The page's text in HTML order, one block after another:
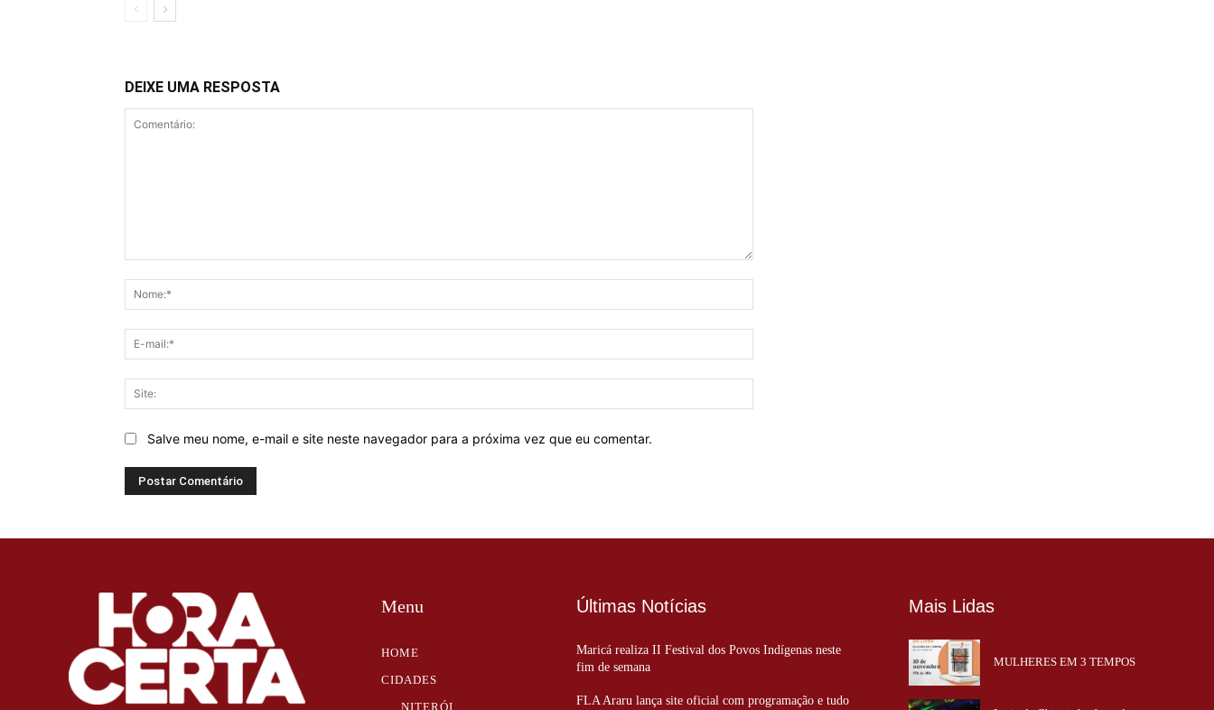
DEIXE UMA RESPOSTA
mail:*
Salve meu nome, e-mail e site neste navegador para a próxima vez que eu comentar.
Menu
HOME
CIDADES
NITERÓI
Últimas Notícias
Maricá realiza II Festival dos Povos Indígenas neste
fim de semana
FLA Araru lança site oficial com programação e tudo
Mais Lidas
MULHERES EM 3 TEMPOS